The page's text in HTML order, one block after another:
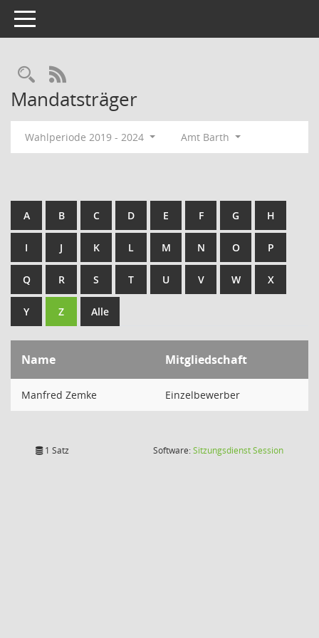
Toggle navigation
Rechercheauswahl
RSS-Feed
Mandatsträger
Wahlperiode 2019 - 2024 Amt Barth
A B C D E F G H
I J K L M N O P
Q R S T U V W X
Y Z Alle
Name Mitgliedschaft
Manfred Zemke Einzelbewerber
1 Satz Software:SitzungsdienstSession(Wird in